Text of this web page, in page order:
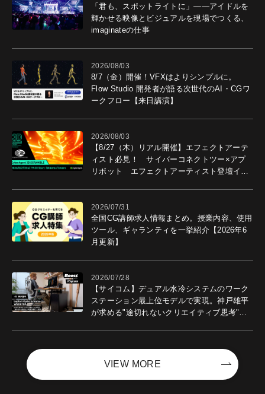
「君も、スポットライトに」――アイドルを
輝かせる映像とビジュアルを現場でつくる、
imaginateの仕事
2026/08/03
8/7（金）開催！VFXはよりシンプルに。
Flow Studio 開発者が語る次世代のAI・CGワ
ークフロー【来日講演】
2026/08/03
【8/27（木）リアル開催】エフェクトアーテ
ィスト必見！ サイバーコネクトツー×アプ
リボット エフェクトアーティスト登壇イベ
2026/07/31
全国CG講師求人情報まとめ。授業内容、使用
ツール、ギャランティを一挙紹介【2026年6
月更新】
2026/07/28
【サイコム】デュアル水冷システムのワーク
ステーション最上位モデルで実現。神戸雄平
が求める"途切れないクリエイティブ思考"｜
VIEW MORE